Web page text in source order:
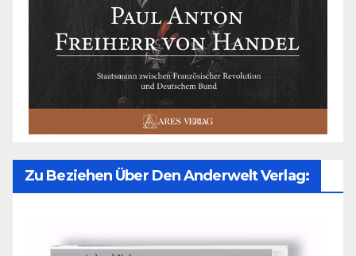
Zu Beziehen Über Den Anderwelt Verlag: